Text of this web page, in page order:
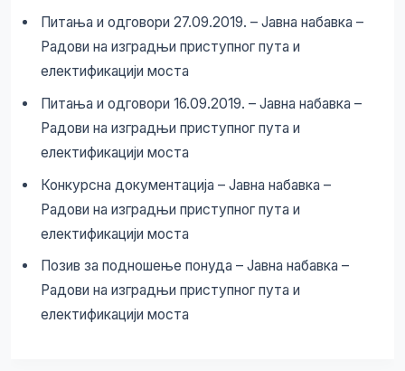
Питања и одговори 27.09.2019. – Јавна набавка –
Радови на изградњи приступног пута и
електификацији моста
Питања и одговори 16.09.2019. – Јавна набавка –
Радови на изградњи приступног пута и
електификацији моста
Конкурсна документација – Јавна набавка –
Радови на изградњи приступног пута и
електификацији моста
Позив за подношење понуда – Јавна набавка –
Радови на изградњи приступног пута и
електификацији моста